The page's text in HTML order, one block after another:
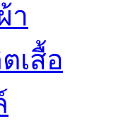
า
เสื้อ